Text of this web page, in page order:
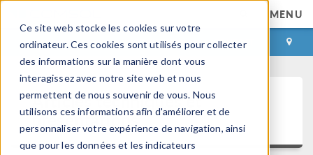
Ce site web stocke les cookies sur votre
ordinateur. Ces cookies sont utilisés pour collecter
des informations sur la manière dont vous
interagissez avec notre site web et nous
permettent de nous souvenir de vous. Nous
utilisons ces informations afin d'améliorer et de
personnaliser votre expérience de navigation, ainsi
que pour les données et les indicateurs
MENU
CONNEXION CONTACT
Articles techniques et
présentations